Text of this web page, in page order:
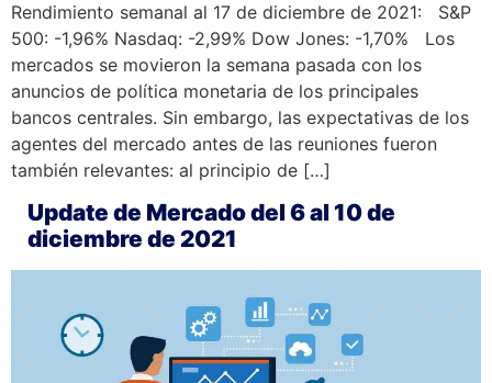
Rendimiento semanal al 17 de diciembre de 2021: S&P
500: -1,96% Nasdaq: -2,99% Dow Jones: -1,70% Los
mercados se movieron la semana pasada con los
anuncios de política monetaria de los principales
bancos centrales. Sin embargo, las expectativas de los
agentes del mercado antes de las reuniones fueron
también relevantes: al principio de […]
Update de Mercado del 6 al 10 de
diciembre de 2021